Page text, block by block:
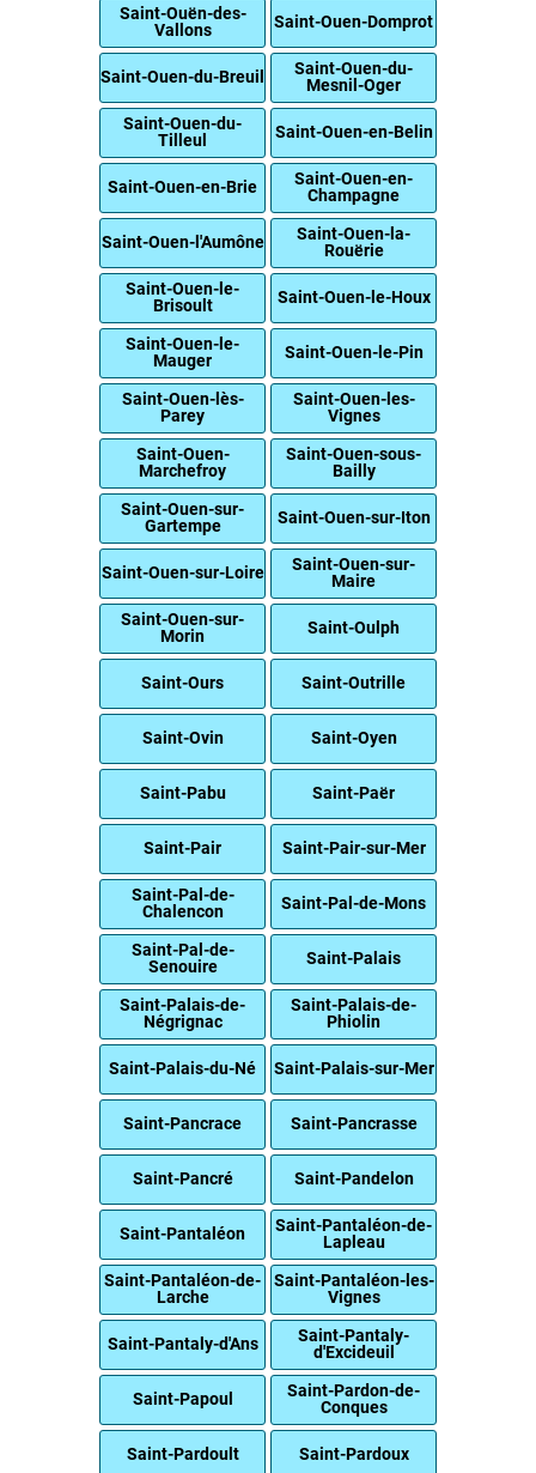
Saint-Ouën-des-
Vallons
Saint-Ouen-Domprot
Saint-Ouen-du-Breuil
Saint-Ouen-du-
Mesnil-Oger
Saint-Ouen-du-
Tilleul
Saint-Ouen-en-Belin
Saint-Ouen-en-Brie
Saint-Ouen-en-
Champagne
Saint-Ouen-l'Aumône
Saint-Ouen-la-
Rouërie
Saint-Ouen-le-
Brisoult
Saint-Ouen-le-Houx
Saint-Ouen-le-
Mauger
Saint-Ouen-le-Pin
Saint-Ouen-lès-
Parey
Saint-Ouen-les-
Vignes
Saint-Ouen-
Marchefroy
Saint-Ouen-sous-
Bailly
Saint-Ouen-sur-
Gartempe
Saint-Ouen-sur-Iton
Saint-Ouen-sur-Loire
Saint-Ouen-sur-
Maire
Saint-Ouen-sur-
Morin
Saint-Oulph
Saint-Ours Saint-Outrille
Saint-Ovin Saint-Oyen
Saint-Pabu Saint-Paër
Saint-Pair Saint-Pair-sur-Mer
Saint-Pal-de-
Chalencon
Saint-Pal-de-Mons
Saint-Pal-de-
Senouire
Saint-Palais
Saint-Palais-de-
Négrignac
Saint-Palais-de-
Phiolin
Saint-Palais-du-Né Saint-Palais-sur-Mer
Saint-Pancrace Saint-Pancrasse
Saint-Pancré Saint-Pandelon
Saint-Pantaléon
Saint-Pantaléon-de-
Lapleau
Saint-Pantaléon-de-
Larche
Saint-Pantaléon-les-
Vignes
Saint-Pantaly-d'Ans
Saint-Pantaly-
d'Excideuil
Saint-Papoul
Saint-Pardon-de-
Conques
Saint-Pardoult Saint-Pardoux